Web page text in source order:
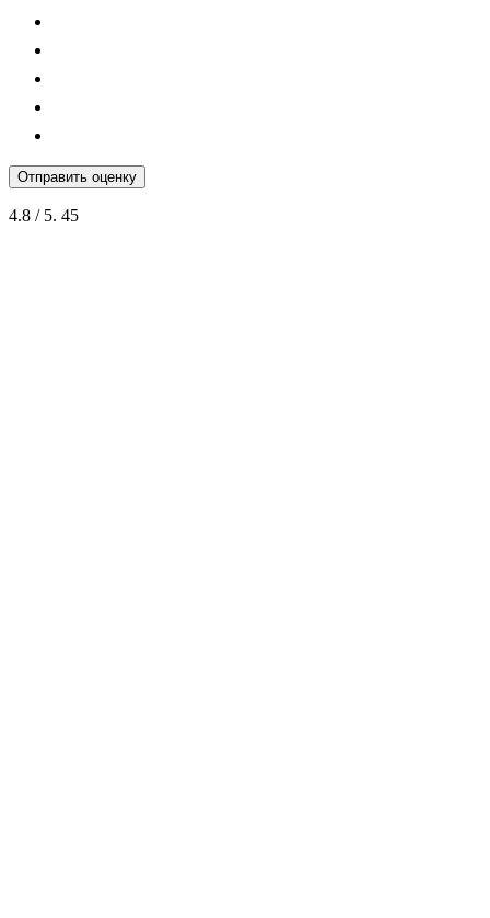
Отправить оценку
4.8 / 5. 45